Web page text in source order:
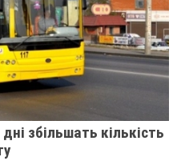
збільшать кількість